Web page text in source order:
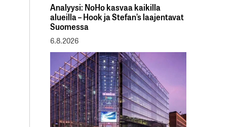
Analyysi: NoHo kasvaa kaikilla
alueilla – Hook ja Stefan’s laajentavat
Suomessa
6.8.2026